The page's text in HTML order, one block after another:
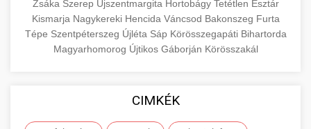
keresési optimalizálási szakértők
lehetőségekről az esztétikai fejlesztéshez.
szeptest.com kozmetikai mellsebészet
Szakértő hasplasztikai eljárások laposabb,
feszesebb has eléréséhez. Konzultáció
minősített plasztikai sebészekkel és átfogó
szeptest.com has kontúrozó műtét
👁️ 10. Szemhéjplasztika +
megjelenése frissítéséhez. Felső és alsó
szemhéjműtét tapasztalt kozmetikai
sebészekkel.
📈 11. Paciensek Számának
Zsáka Szerep Újszentmargita Hortobágy Tetétlen Esztár
Kismarja Nagykereki Hencida Váncsod Bakonszeg Furta
Tépe Szentpéterszeg Újléta Sáp Körösszegapáti Bihartorda
Magyarhomorog Újtikos Gáborján Körösszakál
CIMKÉK